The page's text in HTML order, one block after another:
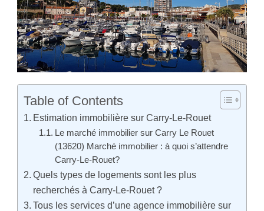
Table of Contents
Estimation immobilière sur Carry-Le-Rouet
Le marché immobilier sur Carry Le Rouet
(13620) Marché immobilier : à quoi s’attendre
Carry-Le-Rouet?
Quels types de logements sont les plus
recherchés à Carry-Le-Rouet ?
Tous les services d’une agence immobilière sur